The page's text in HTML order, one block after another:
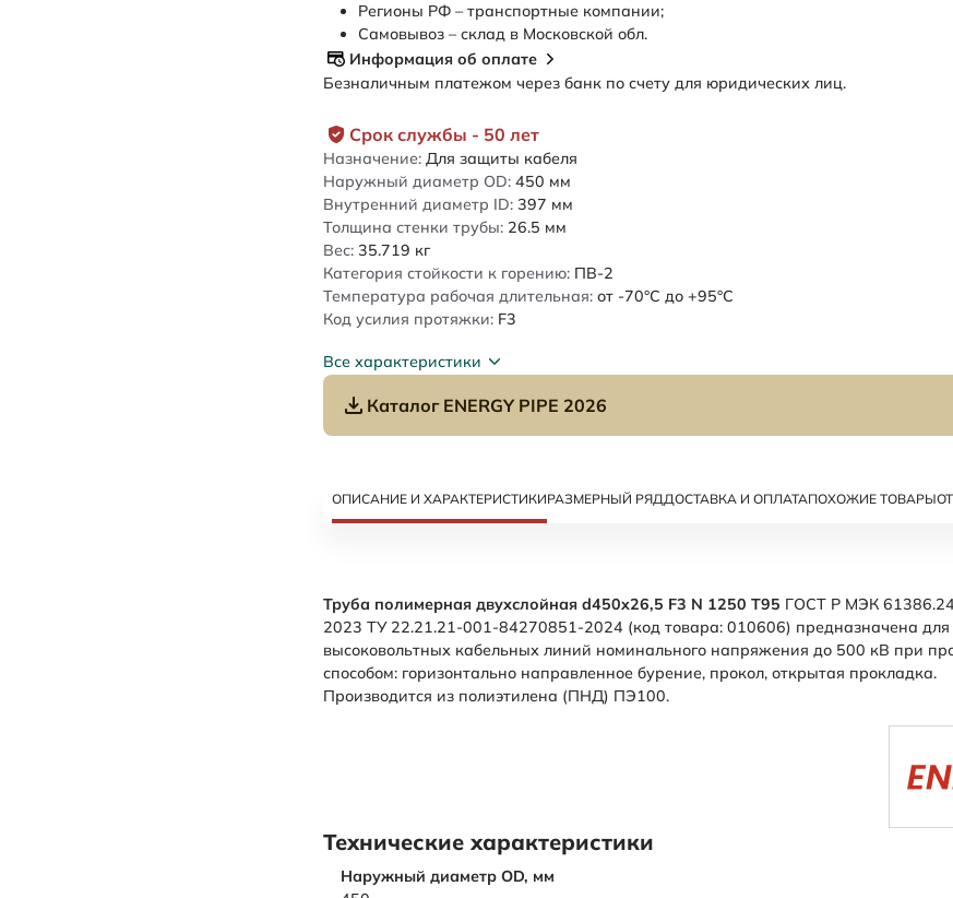
Срок службы - 50 лет
Назначение: Для защиты кабеля
Наружный диаметр OD: 450 мм
Внутренний диаметр ID: 397 мм
Толщина стенки трубы: 26.5 мм
Вес: 35.719 кг
Категория стойкости к горению: ПВ-2
Температура рабочая длительная: от -70°C до +95°C
Код усилия протяжки: F3
Все характеристики
Каталог ENERGY PIPE 2026
Регионы РФ – транспортные компании;
Самовывоз – склад в Московской обл.
Информация об оплате
Безналичным платежом через банк по счету для юридических лиц.
ОПИСАНИЕ И ХАРАКТЕРИСТИКИРАЗМЕРНЫЙ РЯДДОСТАВКА И ОПЛАТАПОХОЖИЕ ТОВАРЫ
Труба полимерная двухслойная d450x26,5 F3 N 1250 Т95 ГОСТ Р МЭК
2023 ТУ 22.21.21-001-84270851-2024 (код товара: 010606) предназначена
высоковольтных кабельных линий номинального напряжения до 500 кВ при
способом: горизонтально направленное бурение, прокол, открытая прокладка.
Производится из полиэтилена (ПНД) ПЭ100.
Технические характеристики
Наружный диаметр OD, мм